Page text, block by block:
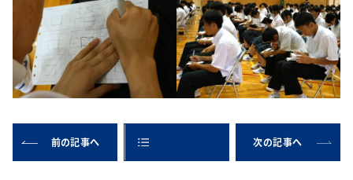
前の記事へ 次の記事へ